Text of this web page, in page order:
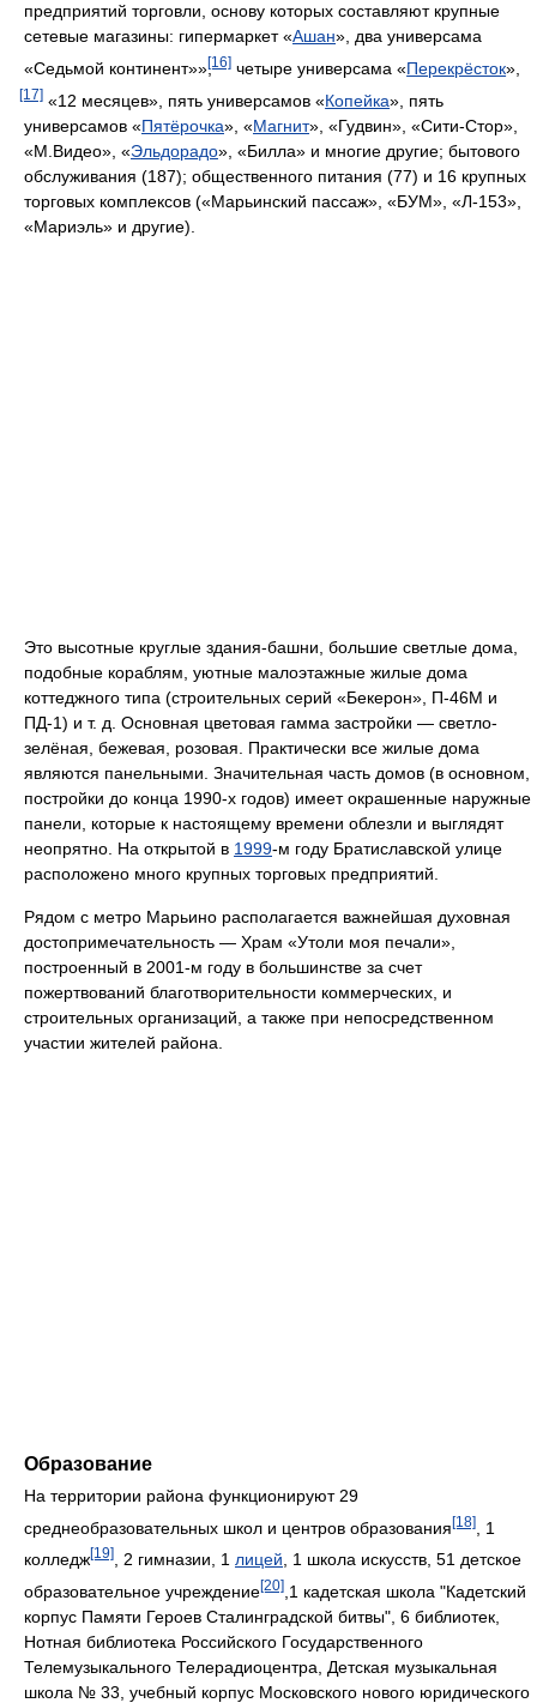
предприятий торговли, основу которых составляют крупные
сетевые магазины: гипермаркет «Ашан», два универсама
«Седьмой континент»»,[16] четыре универсама «Перекрёсток»,
[17] «12 месяцев», пять универсамов «Копейка», пять
универсамов «Пятёрочка», «Магнит», «Гудвин», «Сити-Стор»,
«М.Видео», «Эльдорадо», «Билла» и многие другие; бытового
обслуживания (187); общественного питания (77) и 16 крупных
торговых комплексов («Марьинский пассаж», «БУМ», «Л-153»,
«Мариэль» и другие).
Это высотные круглые здания-башни, большие светлые дома,
подобные кораблям, уютные малоэтажные жилые дома
коттеджного типа (строительных серий «Бекерон», П-46М и
ПД-1) и т. д. Основная цветовая гамма застройки — светло-
зелёная, бежевая, розовая. Практически все жилые дома
являются панельными. Значительная часть домов (в основном,
постройки до конца 1990-х годов) имеет окрашенные наружные
панели, которые к настоящему времени облезли и выглядят
неопрятно. На открытой в 1999-м году Братиславской улице
расположено много крупных торговых предприятий.
Рядом с метро Марьино располагается важнейшая духовная
достопримечательность — Храм «Утоли моя печали»,
построенный в 2001-м году в большинстве за счет
пожертвований благотворительности коммерческих, и
строительных организаций, а также при непосредственном
участии жителей района.
Образование
На территории района функционируют 29
среднеобразовательных школ и центров образования[18]
, 1
колледж[19] , 2 гимназии, 1 лицей , 1 школа искусств, 51 детское
образовательное учреждение[20] ,1 кадетская школа "Кадетский
корпус Памяти Героев Сталинградской битвы", 6 библиотек,
Нотная библиотека Российского Государственного
Телемузыкального Телерадиоцентра, Детская музыкальная
школа № 33, учебный корпус Московского нового юридического